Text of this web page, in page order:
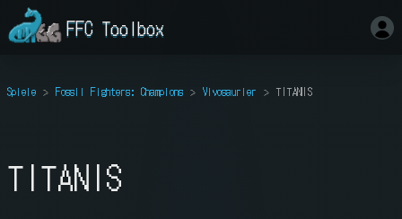
FFC Toolbox
Spiele Fossil Fighters: Champions Vivosaurier TITANIS
TITANIS